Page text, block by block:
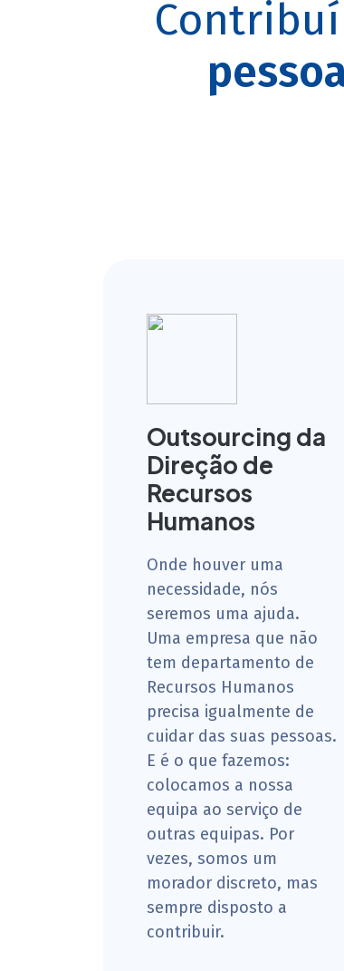
Outsourcing da
Direção de
Recursos
Humanos
Onde houver uma
necessidade, nós
seremos uma ajuda.
Uma empresa que não
tem departamento de
Recursos Humanos
precisa igualmente de
cuidar das suas pessoas.
E é o que fazemos:
colocamos a nossa
equipa ao serviço de
outras equipas. Por
vezes, somos um
morador discreto, mas
sempre disposto a
contribuir.